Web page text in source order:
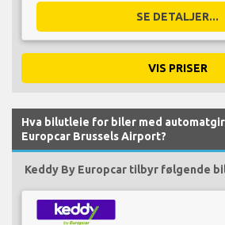
SE DETALJER...
VIS PRISER
Hva bilutleie for biler med
Europcar Brussels Airport?
Keddy By Europcar tilbyr følgende